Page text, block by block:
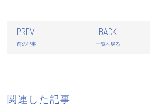
PREV
前の記事
BACK
一覧へ戻る
関連した記事